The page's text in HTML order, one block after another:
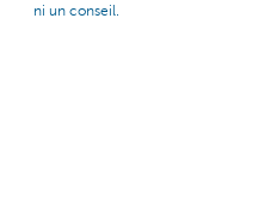
ni un conseil.